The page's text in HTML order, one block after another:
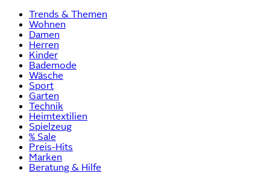
Trends & Themen
Wohnen
Damen
Herren
Kinder
Bademode
Wäsche
Sport
Garten
Technik
Heimtextilien
Spielzeug
% Sale
Preis-Hits
Marken
Beratung & Hilfe